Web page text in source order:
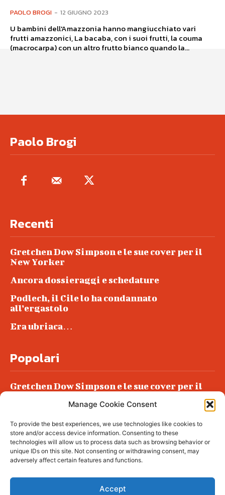
Manage Cookie Consent
To provide the best experiences, we use technologies like cookies to
store and/or access device information. Consenting to these
technologies will allow us to process data such as browsing behavior or
unique IDs on this site. Not consenting or withdrawing consent, may
adversely affect certain features and functions.
Accept
PAOLO BROGI - 12 GIUGNO 2023
U bambini dell'Amazzonia hanno mangiucchiato vari
frutti amazzonici, La bacaba, con i suoi frutti, la couma
(macrocarpa) con un altro frutto bianco quando la...
Paolo Brogi
Recenti
Gretchen Dow Simpson e le sue cover per il
New Yorker
Ancora dossieraggi e schedature
Podlech, il Cile lo ha condannato
all’ergastolo
Era ubriaca…
Popolari
Gretchen Dow Simpson e le sue cover per il
Podlech, il Cile lo ha condannato
all’ergastolo
Era ubriaca…